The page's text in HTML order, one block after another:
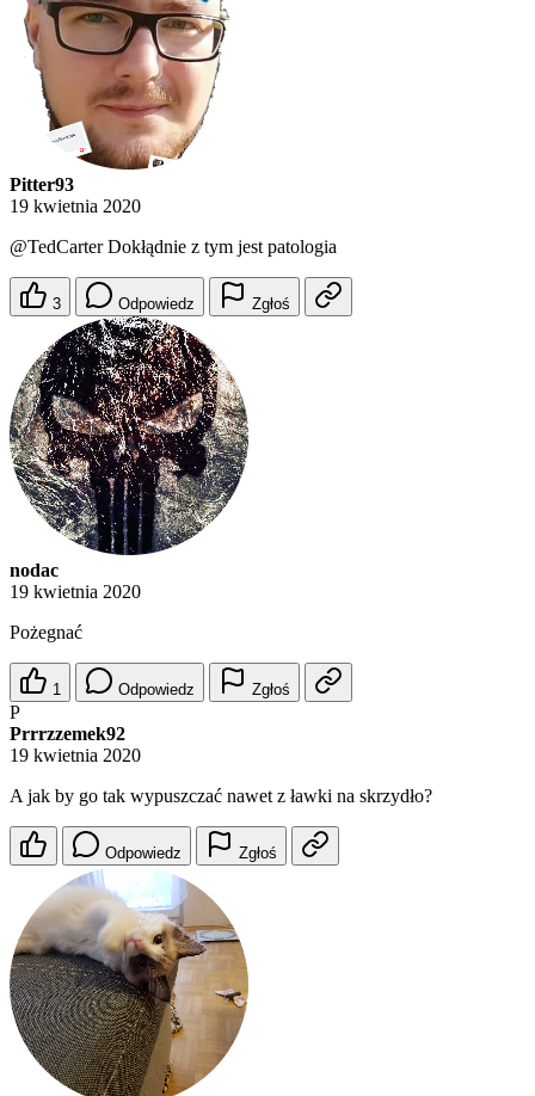
Pitter93
19 kwietnia 2020
@TedCarterDokłądnie z tym jest patologia
3 Odpowiedz Zgłoś
nodac
19 kwietnia 2020
Pożegnać
1 Odpowiedz Zgłoś
P
Prrrzzemek92
19 kwietnia 2020
A jak by go tak wypuszczać nawet z ławki na skrzydło?
Odpowiedz Zgłoś